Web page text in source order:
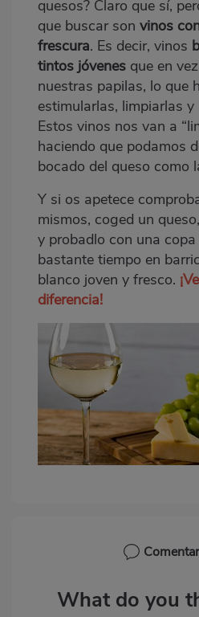
quesos? Claro que sí,
que buscar son vinos
frescura. Es decir, vinos
tintos jóvenes que en
nuestras papilas, lo que
estimularlas, limpiarlas
Estos vinos nos van a
haciendo que podamos
bocado del queso como
Y si os apetece
mismos, coged un queso,
y probadlo con una
bastante tiempo en
blanco joven y fresco.
diferencia!
What do you